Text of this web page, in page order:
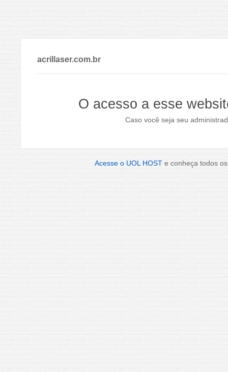
acrillaser.com.br
O acesso a esse
Caso você seja seu
Acesse o UOL HOST e conheça todos